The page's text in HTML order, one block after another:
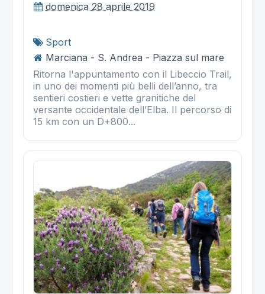
domenica 28 aprile 2019
Sport
Marciana - S. Andrea - Piazza sul mare
Ritorna l'appuntamento con il Libeccio Trail,
in uno dei momenti più belli dell’anno, tra
sentieri costieri e vette granitiche del
versante occidentale dell’Elba. Il percorso di
15 km con un D+800...